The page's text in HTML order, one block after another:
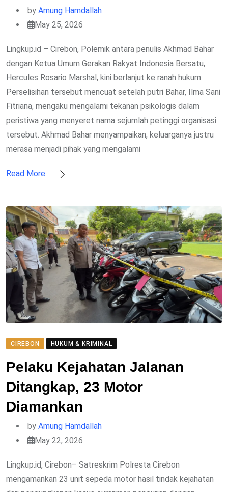
by Amung Hamdallah
May 25, 2026
Lingkup.id – Cirebon, Polemik antara penulis Akhmad Bahar
dengan Ketua Umum Gerakan Rakyat Indonesia Bersatu,
Hercules Rosario Marshal, kini berlanjut ke ranah hukum.
Perselisihan tersebut mencuat setelah putri Bahar, Ilma Sani
Fitriana, mengaku mengalami tekanan psikologis dalam
peristiwa yang menyeret nama sejumlah petinggi organisasi
tersebut. Akhmad Bahar menyampaikan, keluarganya justru
merasa menjadi pihak yang mengalami
Read More
CIREBON HUKUM & KRIMINAL
Pelaku Kejahatan Jalanan
Ditangkap, 23 Motor
Diamankan
by Amung Hamdallah
May 22, 2026
Lingkup.id, Cirebon– Satreskrim Polresta Cirebon
mengamankan 23 unit sepeda motor hasil tindak kejahatan